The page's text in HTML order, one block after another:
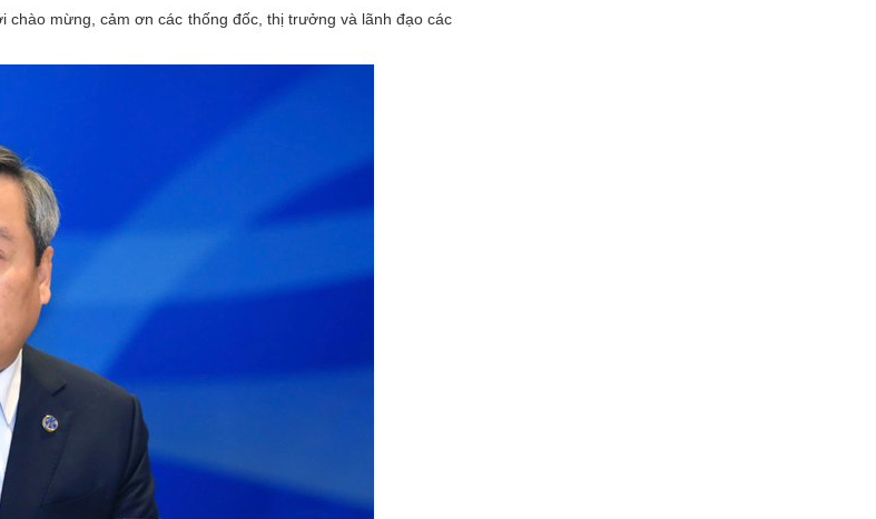
chào mừng, cảm ơn các thống đốc, thị trưởng và lãnh đạo các